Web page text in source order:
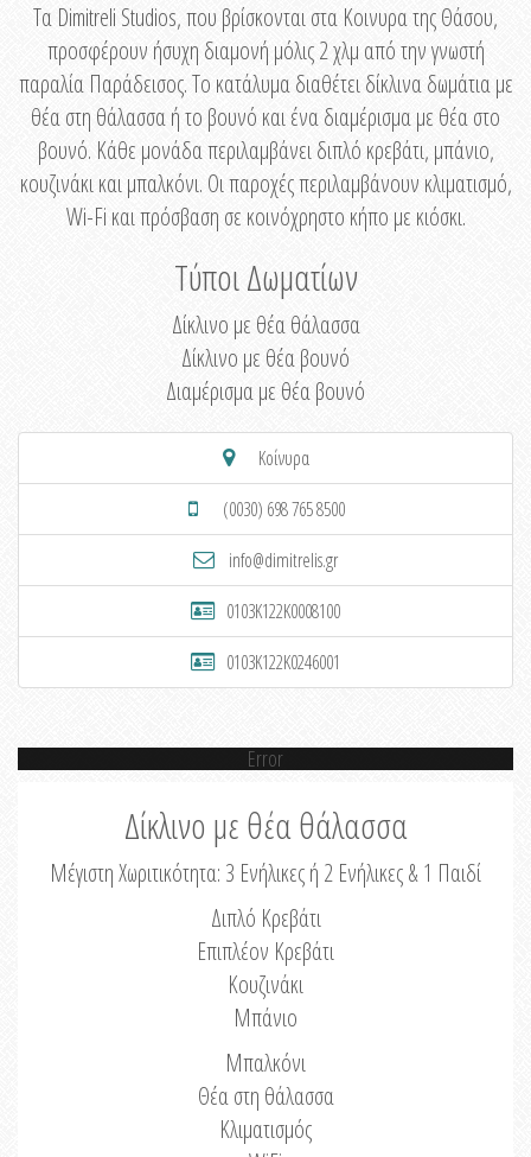
Τα Dimitreli Studios, που βρίσκονται στα Κοινυρα της Θάσου,
προσφέρουν ήσυχη διαμονή μόλις 2 χλμ από την γνωστή
παραλία Παράδεισος. Το κατάλυμα διαθέτει δίκλινα δωμάτια με
θέα στη θάλασσα ή το βουνό και ένα διαμέρισμα με θέα στο
βουνό. Κάθε μονάδα περιλαμβάνει διπλό κρεβάτι, μπάνιο,
κουζινάκι και μπαλκόνι. Οι παροχές περιλαμβάνουν κλιματισμό,
Wi-Fi και πρόσβαση σε κοινόχρηστο κήπο με κιόσκι.
Τύποι Δωματίων
Δίκλινο με θέα θάλασσα
Δίκλινο με θέα βουνό
Διαμέρισμα με θέα βουνό
Κοίνυρα
(0030) 698 765 8500
info@dimitrelis.gr
0103K122K0008100
0103K122K0246001
Error
Δίκλινο με θέα θάλασσα
Μέγιστη Χωριτικότητα: 3 Ενήλικες ή 2 Ενήλικες & 1 Παιδί
Διπλό Κρεβάτι
Επιπλέον Κρεβάτι
Κουζινάκι
Μπάνιο
Μπαλκόνι
Θέα στη θάλασσα
Κλιματισμός